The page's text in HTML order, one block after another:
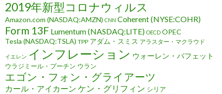
2019年新型コロナウィルス
Amazon.com (NASDAQ:AMZN) CNN Coherent (NYSE:COHR)
Form 13F Lumentum (NASDAQ:LITE) OECD OPEC
Tesla (NASDAQ:TSLA) TPP アダム・スミス アラスター・マクラウド
イエレン インフレーション ウォーレン・バフェット
ウラジミール・プーチン ウラン
エゴン・フォン・グライアーツ
カール・アイカーン ケン・グリフィン シリア